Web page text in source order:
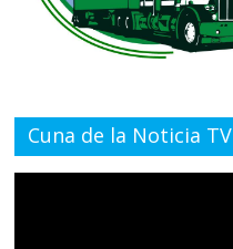
Cuna de la Noticia TV